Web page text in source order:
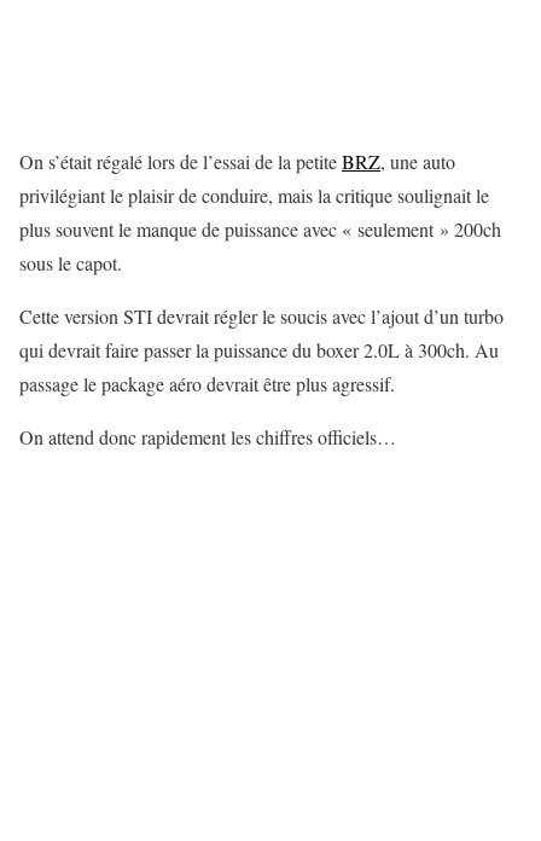
On s’était régalé lors de l’essai de la petiteBRZ, une auto
privilégiant le plaisir de conduire, mais la critique soulignait le
plus souvent le manque de puissance avec « seulement » 200ch
sous le capot.
Cette version STI devrait régler le soucis avec l’ajout d’un turbo
qui devrait faire passer la puissance du boxer 2.0L à 300ch. Au
passage le package aéro devrait être plus agressif.
On attend donc rapidement les chiffres officiels…